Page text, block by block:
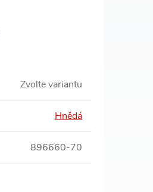
Zvolte variantu
Hnědá
896660-70